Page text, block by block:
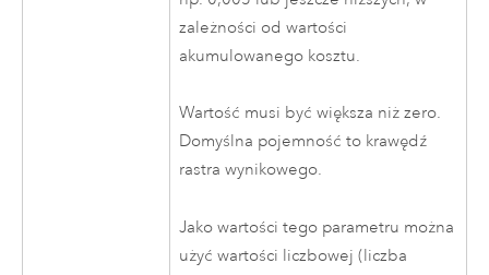
zależności od wartości
akumulowanego kosztu.
Wartość musi być większa niż zero.
Domyślna pojemność to krawędź
rastra wynikowego.
Jako wartości tego parametru można
użyć wartości liczbowej (liczba